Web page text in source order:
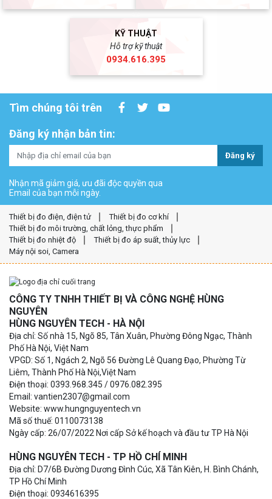
KỸ THUẬT
Hỗ trợ kỹ thuật
0934.616.395
Tìm chúng tôi trên
Đăng ký nhận bản tin:
Đăng ký
Nhận mã giảm giá, ưu đãi độc quyền qua
Email của bạn mỗi ngày.
Thiết bị đo điện, điện tử
Thiết bị đo cơ khí
Thiết bị đo môi trường, chất lỏng, thực phẩm
Thiết bị đo nhiệt độ
Thiết bị đo áp suất, thủy lực
Máy nội soi, Camera
CÔNG TY TNHH THIẾT BỊ VÀ CÔNG NGHỆ HÙNG
NGUYÊN
HÙNG NGUYÊN TECH - HÀ NỘI
Địa chỉ: Số nhà 15, Ngõ 85, Tân Xuân, Phường Đông Ngạc, Thành
Phố Hà Nội, Việt Nam
VPGD: Số 1, Ngách 2, Ngõ 56 Đường Lê Quang Đạo, Phường Từ
Liêm, Thành Phố Hà Nội,Việt Nam
Điện thoại: 0393.968.345 / 0976.082.395
Email: vantien2307@gmail.com
Website: www.hungnguyentech.vn
Mã số thuế: 0110073138
Ngày cấp: 26/07/2022 Nơi cấp Sở kế hoạch và đầu tư TP Hà Nội
HÙNG NGUYÊN TECH - TP HỒ CHÍ MINH
Địa chỉ: D7/6B Đường Dương Đình Cúc, Xã Tân Kiên, H. Bình Chánh,
TP Hồ Chí Minh
Điện thoại: 0934616395